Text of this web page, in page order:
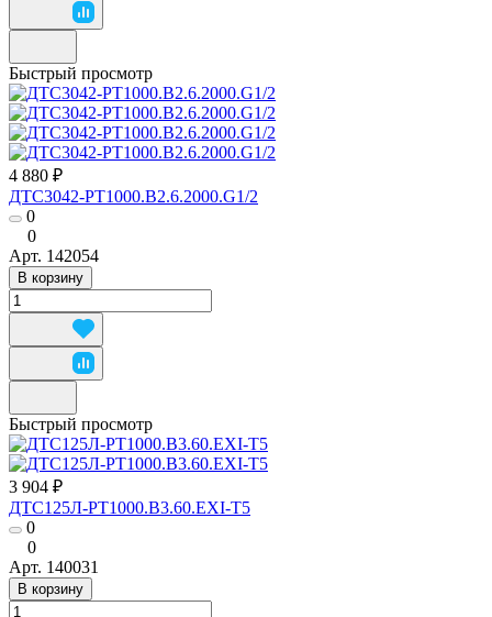
Быстрый просмотр
4 880 ₽
ДТС3042-РТ1000.В2.6.2000.G1/2
0
0
Арт. 142054
В корзину
Быстрый просмотр
3 904 ₽
ДТС125Л-РТ1000.В3.60.ЕХI-Т5
0
0
Арт. 140031
В корзину